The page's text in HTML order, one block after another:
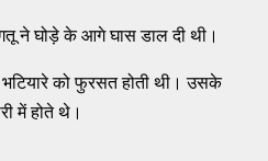
ने घोड़े के आगे घास डाल दी थी।
को फुरसत होती थी। उसके
में होते थे।